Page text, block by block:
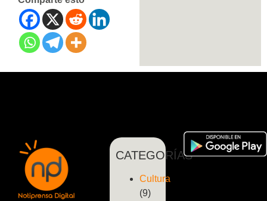
CATEGORÍAS
Cultura
(9)